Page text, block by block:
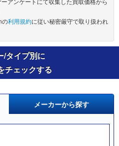
の利用規約に従い秘密厳守で取り扱われ
/タイプ別に
チェックする
メーカーから探す